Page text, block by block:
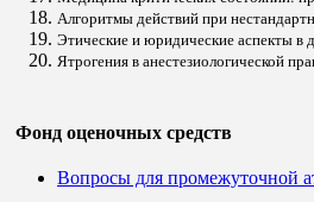
Алгоритмы действий при
Этические и юридические аспекты в
Ятрогения в анестезиологической
Фонд оценочных средств
Вопросы для промежуточной